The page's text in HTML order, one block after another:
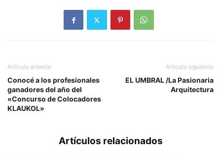
Artículo anterior
Conocé a los profesionales
ganadores del año del
«Concurso de Colocadores
KLAUKOL»
Artículo siguiente
EL UMBRAL /La Pasionaria
Arquitectura
Artículos relacionados